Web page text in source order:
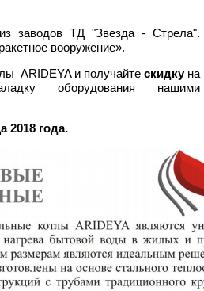
заводов ТД "Звезда - Стрела".
вооружение».
ARIDEYA и получайте скидкуна
оборудования нашими
2018 года.